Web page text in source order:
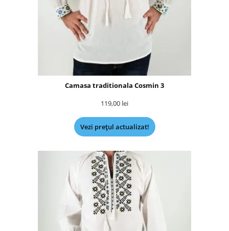
Camasa traditionala Cosmin 3
119,00 lei
Vezi prețul actualizat!